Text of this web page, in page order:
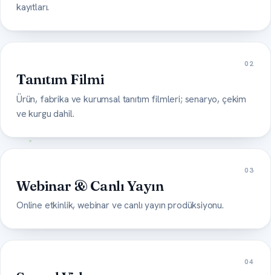
kayıtları.
02
Tanıtım Filmi
Ürün, fabrika ve kurumsal tanıtım filmleri; senaryo, çekim
ve kurgu dahil.
03
Webinar & Canlı Yayın
Online etkinlik, webinar ve canlı yayın prodüksiyonu.
04